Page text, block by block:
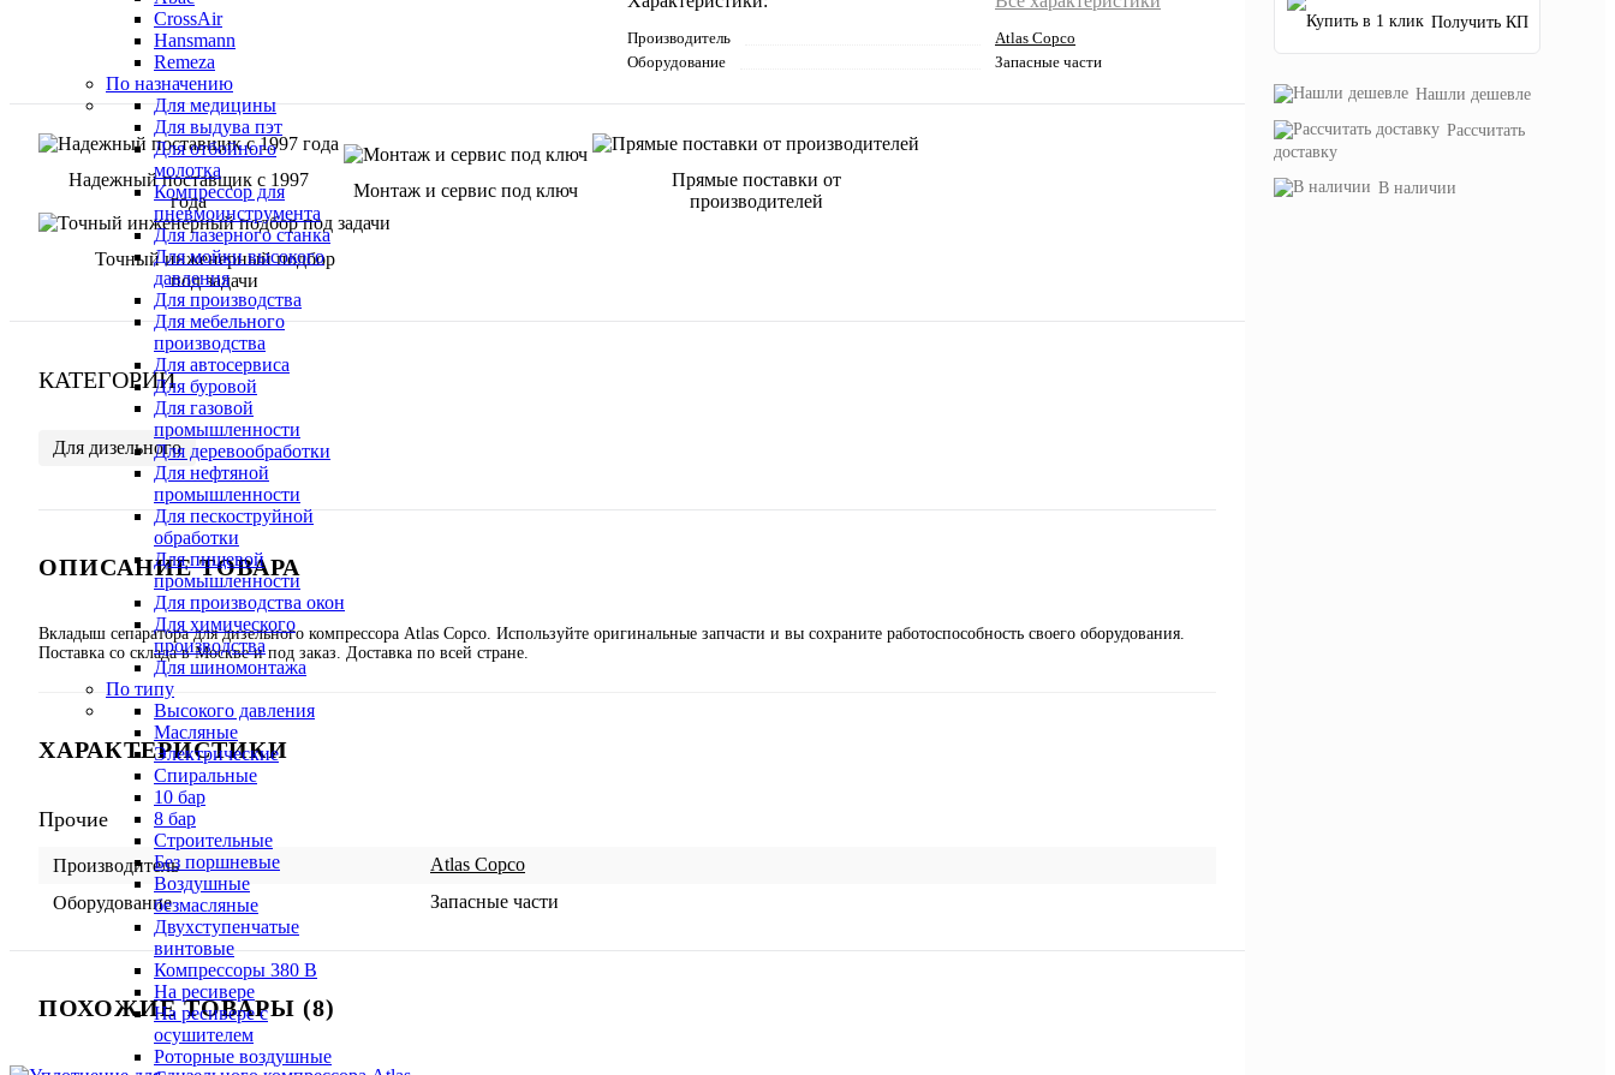
CrossAir
Hansmann
Remeza
По назначению
Для медицины
Для выдува пэт
Для отбойного
молотка
Компрессор для
пневмоинструмента
Для лазерного станка
Для мойки высокого
давления
Для производства
Для мебельного
производства
Для автосервиса
Для буровой
Для газовой
промышленности
Для деревообработки
Для нефтяной
промышленности
Для пескоструйной
обработки
Для пищевой
промышленности
Для производства окон
Для химического
производства
Для шиномонтажа
По типу
Высокого давления
Масляные
Электрические
Спиральные
10 бар
8 бар
Cтроительные
Без поршневые
Воздушные
безмасляные
Двухступенчатые
винтовые
Компрессоры 380 В
На ресивере
На ресивере с
осушителем
Роторные воздушные
Производитель
Atlas Copco
Оборудование
Запасные части
Надежный поставщик с 1997
года
Монтаж и сервис под ключ
Прямые поставки от
производителей
Точный инженерный подбор
под задачи
КАТЕГОРИИ
Для дизельного
ОПИСАНИЕ ТОВАРА
Вкладыш сепаратора для дизельного компрессора Atlas Copco. Используйте оригинальные запчасти и вы сохраните работоспособность своего оборудования.
Поставка со склада в Москве и под заказ. Доставка по всей стране.
ХАРАКТЕРИСТИКИ
Прочие
Производитель
Atlas Copco
Оборудование
Запасные части
ПОХОЖИЕ ТОВАРЫ (8)
Получить КП
Нашли дешевле
Рассчитать
доставку
В наличии